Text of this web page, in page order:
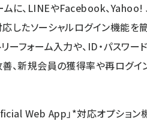
ムに、LINEやFacebook、
したソーシャルログイン機能を
ーフォーム入力や、ID・パスワ
、新規会員の獲得率や再ログ
Web App」*対応オプショ